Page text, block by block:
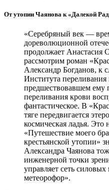
От утопии Чаянова к «Далекой
«Серебряный век —
дореволюционной
продолжает Анастасия
рассмотрим роман
Александр Богданов, к
Института
предшествовавшем ему
переливания крови
фантастическое. В
тяге передвигается
космическая ладья. Это
«Путешествие моего
крестьянской утопии»
Александра Чаянова
инженерной точки
управляет сеть
метеорофор».